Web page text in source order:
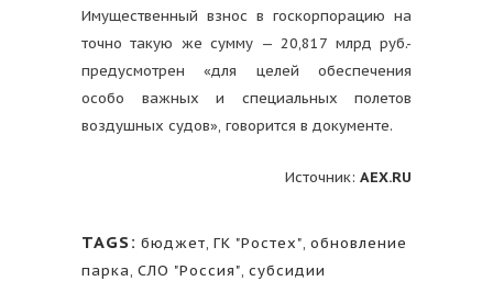
Имущественный взнос в госкорпорацию на
точно такую же сумму — 20,817 млрд руб.-
предусмотрен «для целей обеспечения
особо важных и специальных полетов
воздушных судов», говорится в документе.
Источник: AEX.RU
TAGS: бюджет, ГК "Ростех", обновление
парка, СЛО "Россия", субсидии